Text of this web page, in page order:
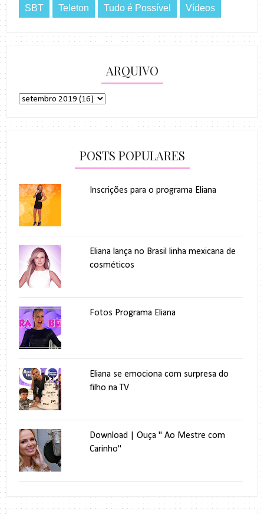
SBT Teleton Tudo é Possível Vídeos
ARQUIVO
POSTS POPULARES
Inscrições para o programa Eliana
Eliana lança no Brasil linha mexicana de
cosméticos
Fotos Programa Eliana
Eliana se emociona com surpresa do
filho na TV
Download | Ouça " Ao Mestre com
Carinho"